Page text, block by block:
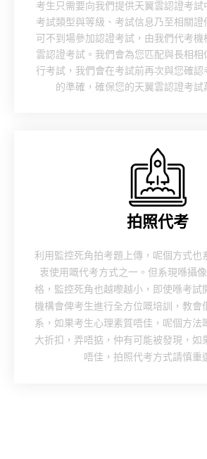
考生只需要向我們提供天翼雲認證考試
考試類型與等級、考試信息乃至相關證
可不到場參加認證考試，由我們代考機
雲認證考試。我們會為您匹配與長相相
行考試，我們會在考試前再次與您確認
的準確，確保您的天翼雲認證考試
拍照代考
利用監控死角拍考題上傳，呢個方式也
衷使用嘅代考方式之一。但系現喺攝
格，監控死角也越嚟越小，即使喺考試
機構會俾考生進行全方位嘅培訓，教會
系，如果考生心理素質唔佳，呢個方法
大折扣，弄唔掂，仲有可能被發現，如
唔佳，拍照代考方式請慎重